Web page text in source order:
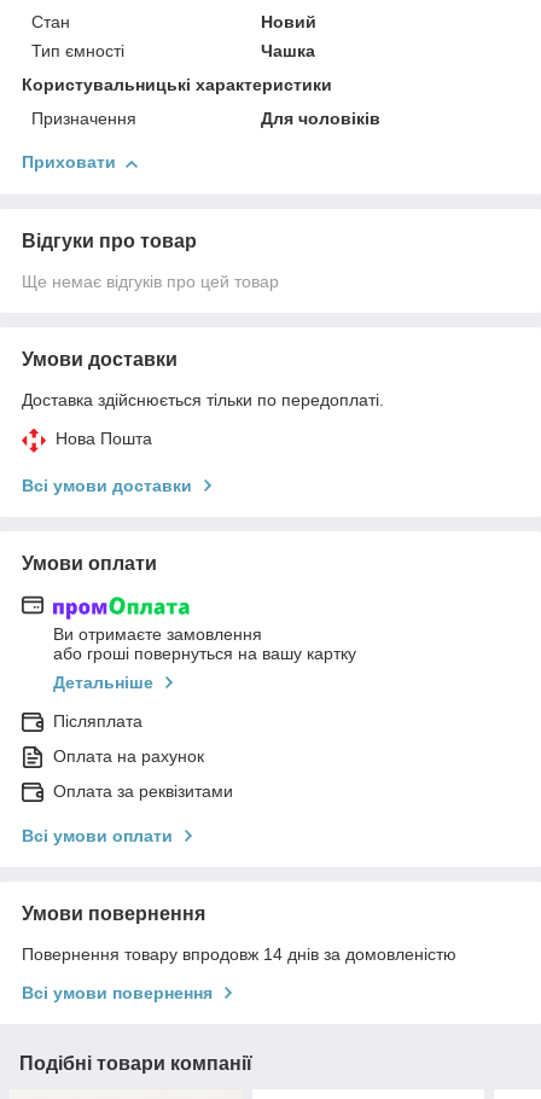
Стан
Новий
Тип ємності
Чашка
Користувальницькі характеристики
Призначення
Для чоловіків
Приховати
Відгуки про товар
Ще немає відгуків про цей товар
Умови доставки
Доставка здійснюється тільки по передоплаті.
Нова Пошта
Всі умови доставки
Умови оплати
Ви отримаєте замовлення
або гроші повернуться на вашу картку
Детальніше
Післяплата
Оплата на рахунок
Оплата за реквізитами
Всі умови оплати
Умови повернення
Повернення товару впродовж 14 днів за домовленістю
Всі умови повернення
Подібні товари компанії